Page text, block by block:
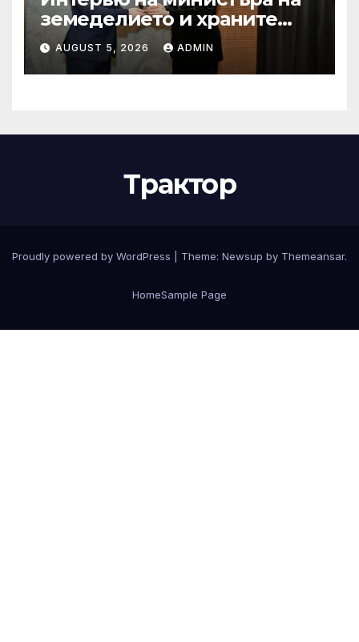
земеделието и храните
Пламен Абровски в
предаването “Денят ON
AIR” по Bulgaria on air
AUGUST 5, 2026 ADMIN
Трактор
Proudly powered by WordPress Theme: Newsup by Themeansar.
HomeSample Page